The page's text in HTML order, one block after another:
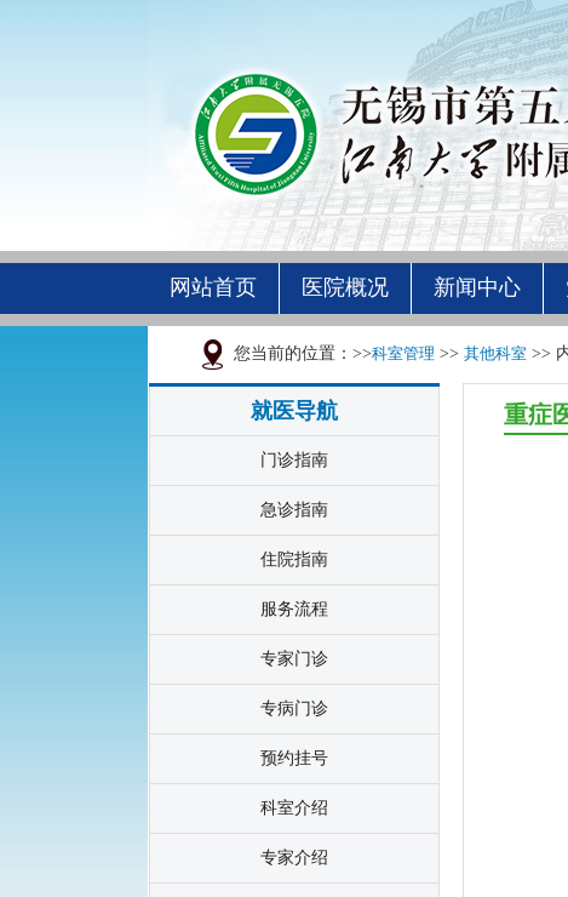
网站首页 医院概况 新闻中心
您当前的位置：>>科室管理 >> 其他科室 >>
就医导航
门诊指南
急诊指南
住院指南
服务流程
专家门诊
专病门诊
预约挂号
科室介绍
专家介绍
重症